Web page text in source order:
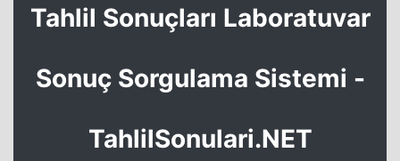
Tahlil Sonuçları Laboratuvar
Sonuç Sorgulama Sistemi -
TahlilSonulari.NET